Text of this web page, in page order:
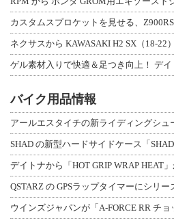
ネクサスから KAWASAKI H2 SX（18-22
バイク用品情報
SHAD の新型ハードサイドケース「
デイトナから「HOT GRIP WRAP HEAT
QSTARZ の GPSラップタイマーにシリ
ウインズジャパンが「A-FORCE RR チ